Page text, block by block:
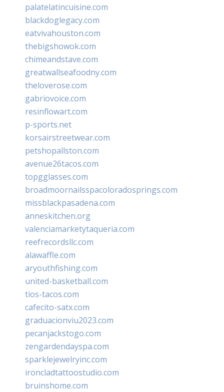
palatelatincuisine.com
blackdoglegacy.com
eatvivahouston.com
thebigshowok.com
chimeandstave.com
greatwallseafoodny.com
theloverose.com
gabriovoice.com
resinflowart.com
p-sports.net
korsairstreetwear.com
petshopallston.com
avenue26tacos.com
topgglasses.com
broadmoornailsspacoloradosprings.com
missblackpasadena.com
anneskitchen.org
valenciamarketytaqueria.com
reefrecordsllc.com
alawaffle.com
aryouthfishing.com
united-basketball.com
tios-tacos.com
cafecito-satx.com
graduacionviu2023.com
pecanjackstogo.com
zengardendayspa.com
sparklejewelryinc.com
ironcladtattoostudio.com
bruinshome.com